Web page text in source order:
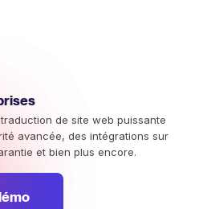
de site web puissante
avancée, des intégrations sur
et bien plus encore.